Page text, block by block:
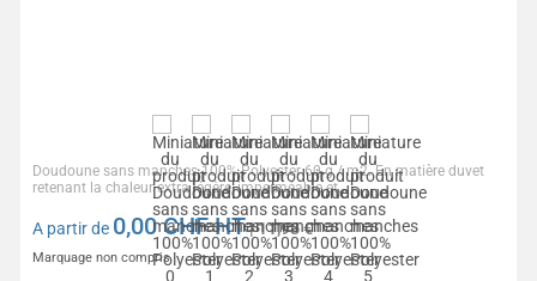
Doudoune sans manches 100% Polyester 60 g / m2. En matière duvet
retenant la chaleur extra légère, imperméable et...
A partir de 0,00CHF HT| 11,93 €
Marquage non compris